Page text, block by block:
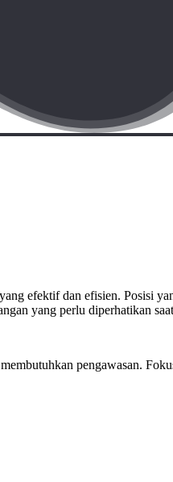
efektif dan efisien. Posisi
yang perlu diperhatikan
pengawasan.